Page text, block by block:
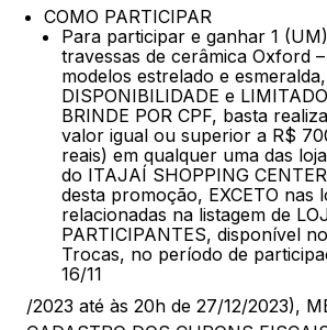
COMO PARTICIPAR
Para participar e ganhar 1
travessas de cerâmica Oxford
modelos estrelado e
DISPONIBILIDADE e
BRINDE POR CPF, basta
valor igual ou superior a R$
reais) em qualquer uma das
do ITAJAÍ SHOPPING
desta promoção, EXCETO nas
relacionadas na listagem de
PARTICIPANTES, disponível
Trocas, no período de
16/11
/2023 até às 20h de 27/12/2023),